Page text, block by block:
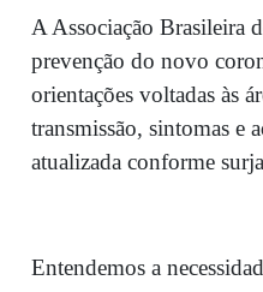
A Associação Brasileira
prevenção do novo
orientações voltadas às
transmissão, sintomas e
atualizada conforme
Entendemos a